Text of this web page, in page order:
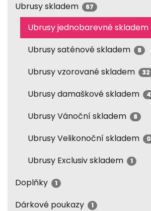
Ubrusy skladem 67
Ubrusy jednobarevné skladem
Ubrusy saténové skladem 8
Ubrusy vzorované skladem 32
Ubrusy damaškové skladem 4
Ubrusy Vánoční skladem 8
Ubrusy Velikonoční skladem 0
Ubrusy Exclusiv skladem 1
Doplňky 1
Dárkové poukazy 1